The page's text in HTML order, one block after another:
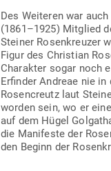
so­phi­schen
wie vor beide Vereine.
Auf Steiners
schaft), welche 1909
Zwei Jahre zuvor hatte
ersche Frei­mau­rerei
gehaltene